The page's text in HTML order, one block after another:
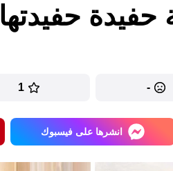
حفيدة حفيدتها
-
1
انشرها على فيسبوك